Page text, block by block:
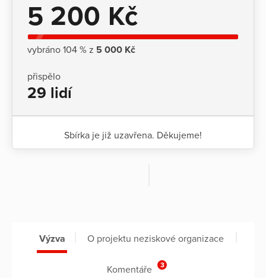
5 200 Kč
vybráno 104 % z 5 000 Kč
přispělo
29 lidí
Sbírka je již uzavřena. Děkujeme!
Výzva O projektu neziskové organizace
Komentáře 3